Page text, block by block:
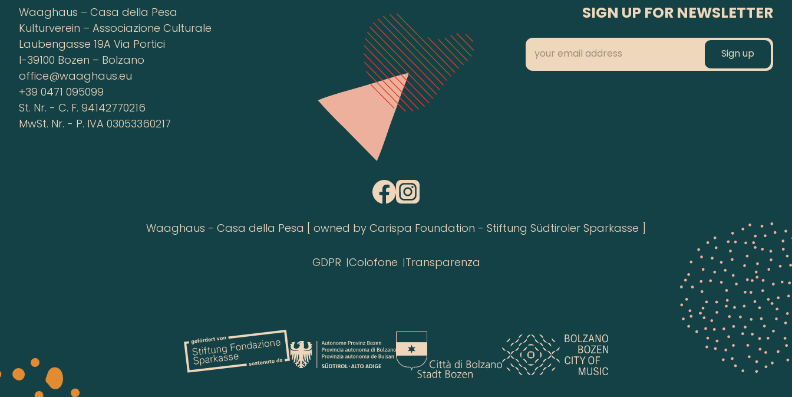
Waaghaus – Casa della Pesa
Kulturverein – Associazione Culturale
Laubengasse 19A Via Portici
I-39100 Bozen – Bolzano
office@waaghaus.eu
+39 0471 095099
St. Nr. - C. F. 94142770216
MwSt. Nr. - P. IVA 03053360217
SIGN UP FOR NEWSLETTER
Waaghaus - Casa della Pesa [ owned by Carispa Foundation - Stiftung Südtiroler Sparkasse ]
GDPR Colofone Transparenza